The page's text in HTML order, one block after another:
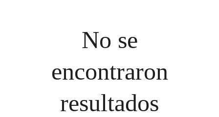
No se
encontraron
resultados